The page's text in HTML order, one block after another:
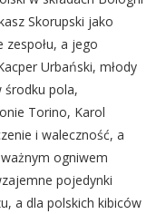
Skorupski jako
a jego
Urbański, młody
środku pola,
Torino, Karol
i waleczność, a
ogniwem
pojedynki
a dla polskich kibiców